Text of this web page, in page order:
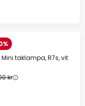
taklampa, R7s, vit
kr